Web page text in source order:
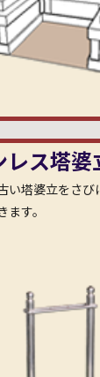
レス塔婆
い塔婆立をさ
す。